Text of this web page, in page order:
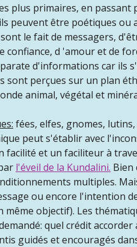
plus primaires, en
peuvent être poétiques
le fait de messagers,
confiance, d 'amour et de
d'informations car ils
sont perçues sur un plan
animal, végétal et
fées, elfes, gnomes,
peut s'établir avec
et un faciliteur à
l'éveil de la Kundalini. Bien
multiples.
ou encore l'intention
même objectif). Les
quel crédit
guidés et encouragés